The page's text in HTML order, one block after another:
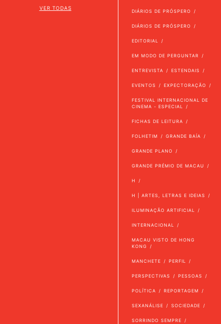
VER TODAS
DIÁRIOS DE PRÓSPERO
DIÁRIOS DE PRÓSPERO
EDITORIAL
EM MODO DE PERGUNTAR
ENTREVISTA ESTENDAIS
EVENTOS EXPECTORAÇÃO
FESTIVAL INTERNACIONAL DE
CINEMA - ESPECIAL
FICHAS DE LEITURA
FOLHETIM GRANDE BAÍA
GRANDE PLANO
GRANDE PRÉMIO DE MACAU
H
H | ARTES, LETRAS E IDEIAS
ILUMINAÇÃO ARTIFICIAL
INTERNACIONAL
MACAU VISTO DE HONG
KONG
MANCHETE PERFIL
PERSPECTIVAS PESSOAS
POLÍTICA REPORTAGEM
SEXANÁLISE SOCIEDADE
SORRINDO SEMPRE